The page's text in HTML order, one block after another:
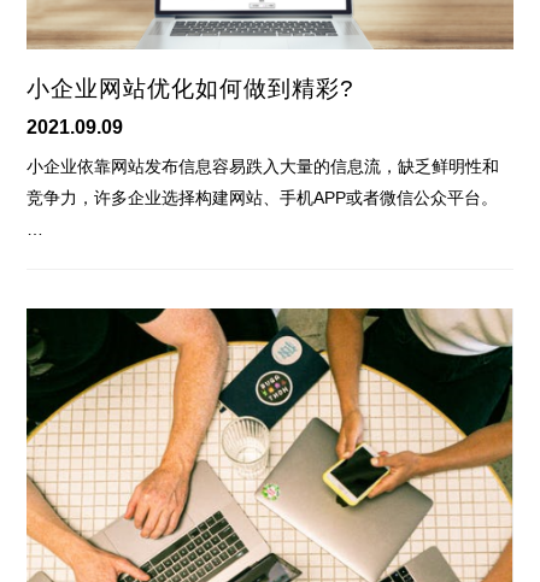
小企业网站优化如何做到精彩?
2021.09.09
小企业依靠网站发布信息容易跌入大量的信息流，缺乏鲜明性和
竞争力，许多企业选择构建网站、手机APP或者微信公众平台。
…